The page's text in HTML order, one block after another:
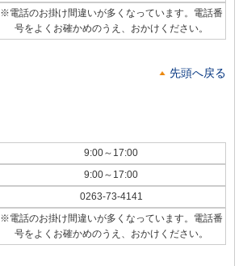
※電話のお掛け間違いが多くなっています。電話番
号をよくお確かめのうえ、おかけください。
先頭へ戻る
9:00～17:00
9:00～17:00
0263-73-4141
※電話のお掛け間違いが多くなっています。電話番
号をよくお確かめのうえ、おかけください。